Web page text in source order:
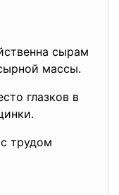
сырам
массы.
глазков в
трудом